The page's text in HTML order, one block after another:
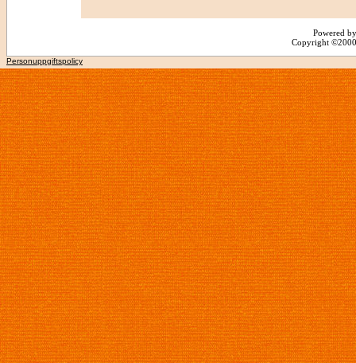
Powered
Copyright
Personuppgiftspolicy